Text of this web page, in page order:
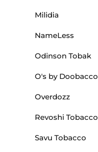
Milidia
NameLess
Odinson Tobak
O's by Doobacco
Overdozz
Revoshi Tobacco
Savu Tobacco